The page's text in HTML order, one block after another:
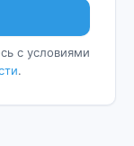
с условиями
.